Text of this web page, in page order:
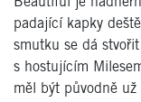
padající kapky
smutku se dá
s hostujícím
měl být původně už